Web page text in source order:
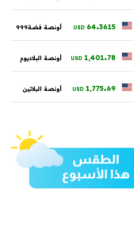
64.3615
USD أونصة فضة999
1,401.78
USD أونصة البلاديوم
1,775.69
USD أونصة البلاتين